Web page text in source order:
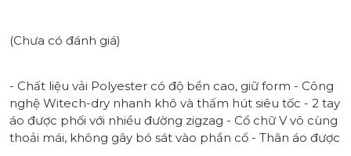
(Chưa có đánh giá)
- Chất liệu vải Polyester có độ bền cao, giữ form - Công
nghệ Witech-dry nhanh khô và thấm hút siêu tốc - 2 tay
áo được phối với nhiều đường zigzag - Cổ chữ V vô cùng
thoải mái, không gây bó sát vào phần cổ - Thân áo được